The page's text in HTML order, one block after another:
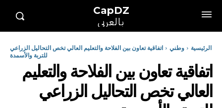
CapDZ
بالعربي
الرئيسية وطني
اتفاقية تعاون بين الفلاحة والتعليم العالي تخص التحاليل الزراعي
للتربة والأسمدة
اتفاقية تعاون بين الفلاحة والتعليم
العالي تخص التحاليل الزراعي